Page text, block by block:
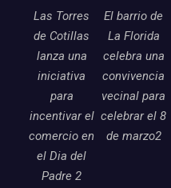
Las Torres
de Cotillas
lanza una
iniciativa
para
incentivar el
comercio en
el Dia del
Padre 2
El barrio de
La Florida
celebra una
convivencia
vecinal para
celebrar el 8
de marzo2